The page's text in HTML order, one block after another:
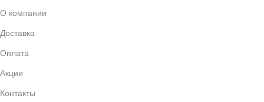
О компании
Доставка
Оплата
Акции
Контакты